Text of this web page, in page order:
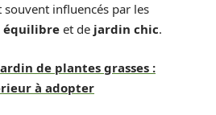
influencés par les
équilibre et de jardin chic.
de plantes grasses :
à adopter